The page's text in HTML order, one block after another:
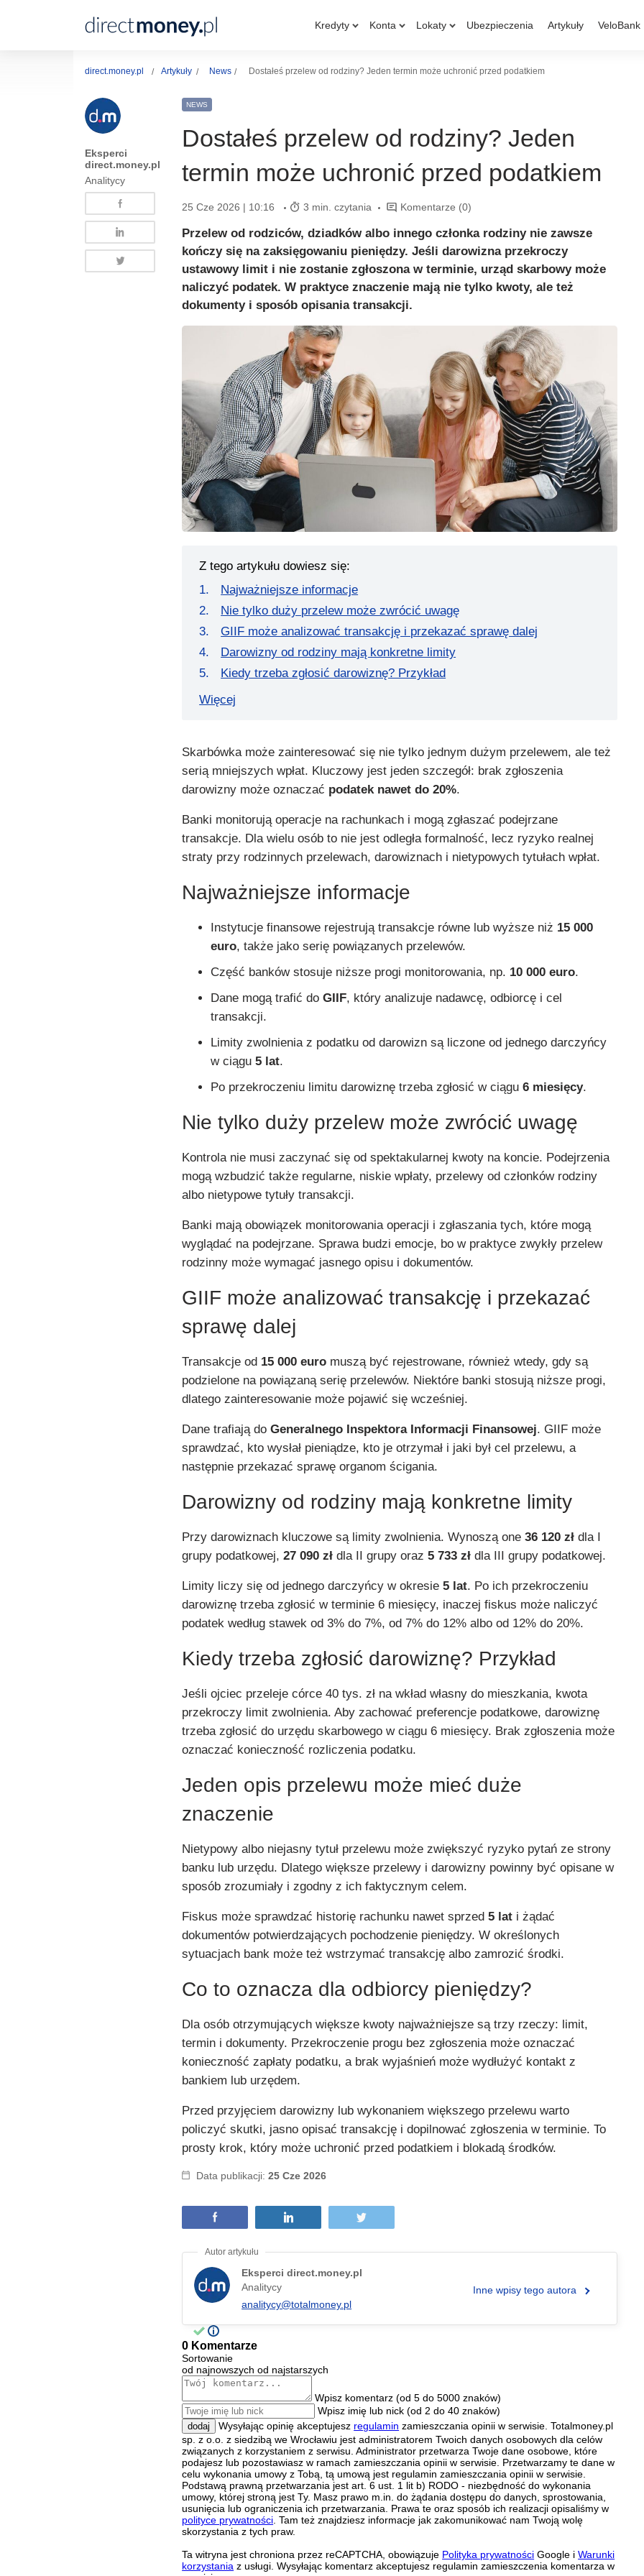
Kredyty Konta Lokaty Ubezpieczenia Artykuły VeloBank
direct.money.pl Artykuły News Dostałeś przelew od rodziny? Jeden termin może uchronić przed podatkiem
Eksperci
direct.money.pl
Analitycy
NEWS
Dostałeś przelew od rodziny? Jeden
termin może uchronić przed podatkiem
25 Cze 2026 | 10:16 3 min. czytania Komentarze (0)
Przelew od rodziców, dziadków albo innego członka rodziny nie zawsze
kończy się na zaksięgowaniu pieniędzy. Jeśli darowizna przekroczy
ustawowy limit i nie zostanie zgłoszona w terminie, urząd skarbowy może
naliczyć podatek. W praktyce znaczenie mają nie tylko kwoty, ale też
dokumenty i sposób opisania transakcji.
Z tego artykułu dowiesz się:
Najważniejsze informacje
Nie tylko duży przelew może zwrócić uwagę
GIIF może analizować transakcję i przekazać sprawę dalej
Darowizny od rodziny mają konkretne limity
Kiedy trzeba zgłosić darowiznę? Przykład
Więcej
Skarbówka może zainteresować się nie tylko jednym dużym przelewem, ale też
serią mniejszych wpłat. Kluczowy jest jeden szczegół: brak zgłoszenia
darowizny może oznaczać podatek nawet do 20%.
Banki monitorują operacje na rachunkach i mogą zgłaszać podejrzane
transakcje. Dla wielu osób to nie jest odległa formalność, lecz ryzyko realnej
straty przy rodzinnych przelewach, darowiznach i nietypowych tytułach wpłat.
Najważniejsze informacje
Instytucje finansowe rejestrują transakcje równe lub wyższe niż 15 000
euro, także jako serię powiązanych przelewów.
Część banków stosuje niższe progi monitorowania, np. 10 000 euro.
Dane mogą trafić doGIIF, który analizuje nadawcę, odbiorcę i cel
transakcji.
Limity zwolnienia z podatku od darowizn są liczone od jednego darczyńcy
w ciągu5 lat.
Po przekroczeniu limitu darowiznę trzeba zgłosić w ciągu6 miesięcy.
Nie tylko duży przelew może zwrócić uwagę
Kontrola nie musi zaczynać się od spektakularnej kwoty na koncie. Podejrzenia
mogą wzbudzić także regularne, niskie wpłaty, przelewy od członków rodziny
albo nietypowe tytuły transakcji.
Banki mają obowiązek monitorowania operacji i zgłaszania tych, które mogą
wyglądać na podejrzane. Sprawa budzi emocje, bo w praktyce zwykły przelew
rodzinny może wymagać jasnego opisu i dokumentów.
GIIF może analizować transakcję i przekazać
sprawę dalej
Transakcje od 15 000 euro muszą być rejestrowane, również wtedy, gdy są
podzielone na powiązaną serię przelewów. Niektóre banki stosują niższe progi,
dlatego zainteresowanie może pojawić się wcześniej.
Dane trafiają doGeneralnego Inspektora Informacji Finansowej. GIIF może
sprawdzać, kto wysłał pieniądze, kto je otrzymał i jaki był cel przelewu, a
następnie przekazać sprawę organom ścigania.
Darowizny od rodziny mają konkretne limity
Przy darowiznach kluczowe są limity zwolnienia. Wynoszą one36 120 zł dla I
grupy podatkowej,27 090 zł dla II grupy oraz5 733 zł dla III grupy podatkowej.
Limity liczy się od jednego darczyńcy w okresie5 lat. Po ich przekroczeniu
darowiznę trzeba zgłosić w terminie 6 miesięcy, inaczej fiskus może naliczyć
podatek według stawek od 3% do 7%, od 7% do 12% albo od 12% do 20%.
Kiedy trzeba zgłosić darowiznę? Przykład
Jeśli ojciec przeleje córce 40 tys. zł na wkład własny do mieszkania, kwota
przekroczy limit zwolnienia. Aby zachować preferencje podatkowe, darowiznę
trzeba zgłosić do urzędu skarbowego w ciągu 6 miesięcy. Brak zgłoszenia może
oznaczać konieczność rozliczenia podatku.
Jeden opis przelewu może mieć duże
znaczenie
Nietypowy albo niejasny tytuł przelewu może zwiększyć ryzyko pytań ze strony
banku lub urzędu. Dlatego większe przelewy i darowizny powinny być opisane w
sposób zrozumiały i zgodny z ich faktycznym celem.
Fiskus może sprawdzać historię rachunku nawet sprzed5 lat i żądać
dokumentów potwierdzających pochodzenie pieniędzy. W określonych
sytuacjach bank może też wstrzymać transakcję albo zamrozić środki.
Co to oznacza dla odbiorcy pieniędzy?
Dla osób otrzymujących większe kwoty najważniejsze są trzy rzeczy: limit,
termin i dokumenty. Przekroczenie progu bez zgłoszenia może oznaczać
konieczność zapłaty podatku, a brak wyjaśnień może wydłużyć kontakt z
bankiem lub urzędem.
Przed przyjęciem darowizny lub wykonaniem większego przelewu warto
policzyć skutki, jasno opisać transakcję i dopilnować zgłoszenia w terminie. To
prosty krok, który może uchronić przed podatkiem i blokadą środków.
Data publikacji:25 Cze 2026
Eksperci direct.money.pl
Analitycy
analitycy@totalmoney.pl
Inne wpisy tego autora
0 Komentarze
Sortowanie
od najnowszych od najstarszych
Wpisz komentarz (od 5 do 5000 znaków)
Wpisz imię lub nick (od 2 do 40 znaków)
dodaj Wysyłając opinię akceptujesz regulamin zamieszczania opinii w serwisie. Totalmoney.pl
sp. z o.o. z siedzibą we Wrocławiu jest administratorem Twoich danych osobowych dla celów
związanych z korzystaniem z serwisu. Administrator przetwarza Twoje dane osobowe, które
podajesz lub pozostawiasz w ramach zamieszczania opinii w serwisie. Przetwarzamy te dane w
celu wykonania umowy z Tobą, tą umową jest regulamin zamieszczania opinii w serwisie.
Podstawą prawną przetwarzania jest art. 6 ust. 1 lit b) RODO - niezbędność do wykonania
umowy, której stroną jest Ty. Masz prawo m.in. do żądania dostępu do danych, sprostowania,
usunięcia lub ograniczenia ich przetwarzania. Prawa te oraz sposób ich realizacji opisaliśmy w
polityce prywatności . Tam też znajdziesz informacje jak zakomunikować nam Twoją wolę
skorzystania z tych praw.
Ta witryna jest chroniona przez reCAPTCHA, obowiązuje Polityka prywatności Google iWarunki
korzystania z usługi. Wysyłając komentarz akceptujesz regulamin zamieszczenia komentarza w